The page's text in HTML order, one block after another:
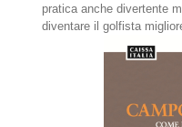
pratica anche divertente
diventare il golfista